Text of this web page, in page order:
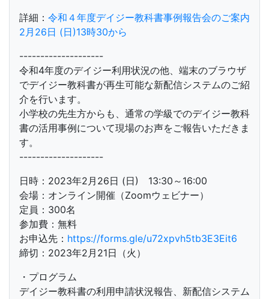
詳細： 令和４年度デイジー教科書事例報告会のご案内
2月26日 (日)13時30から
--------------------
令和4年度のデイジー利用状況の他、端末のブラウザ
でデイジー教科書が再生可能な新配信システムのご紹
介を行います。
小学校の先生方からも、通常の学級でのデイジー教科
書の活用事例について現場のお声をご報告いただきま
す。
--------------------
日時：2023年2月26日 (日) 13:30～16:00
会場：オンライン開催（Zoomウェビナー）
定員：300名
参加費：無料
お申込先： https://forms.gle/u72xpvh5tb3E3Eit6
締切：2023年2月21日（火）
・プログラム
デイジー教科書の利用申請状況報告、新配信システム